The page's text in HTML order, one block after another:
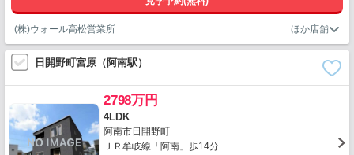
(株)ウォール高松営業所
日開野町宮原（阿南駅）
2798万円
4LDK
阿南市日開野町
ＪＲ牟岐線「阿南」歩14分